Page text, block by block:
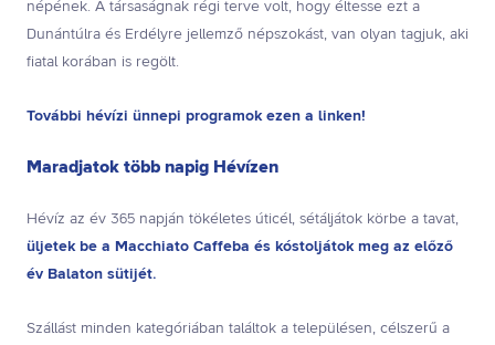
népének. A társaságnak régi terve volt, hogy éltesse ezt a
Dunántúlra és Erdélyre jellemző népszokást, van olyan tagjuk, aki
fiatal korában is regölt.
További hévízi ünnepi programok ezen a linken!
Maradjatok több napig Hévízen
Hévíz az év 365 napján tökéletes úticél, sétáljátok körbe a tavat,
üljetek be a Macchiato Caffeba és kóstoljátok meg az előző
év Balaton sütijét.
Szállást minden kategóriában találtok a településen, célszerű a